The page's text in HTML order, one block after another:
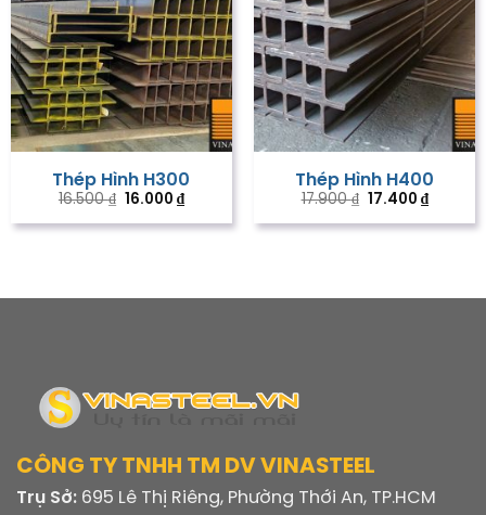
Thép Hình H300
16.500₫ Giá
là:
16.000 ₫Giá
tại
Thép Hình H400
17.900₫
Giá
là:
17.400 ₫Giá
tại
CÔNG TY TNHH TM DV VINASTEEL
Trụ Sở: 695 Lê Thị Riêng, Phường Thới An, TP.HCM